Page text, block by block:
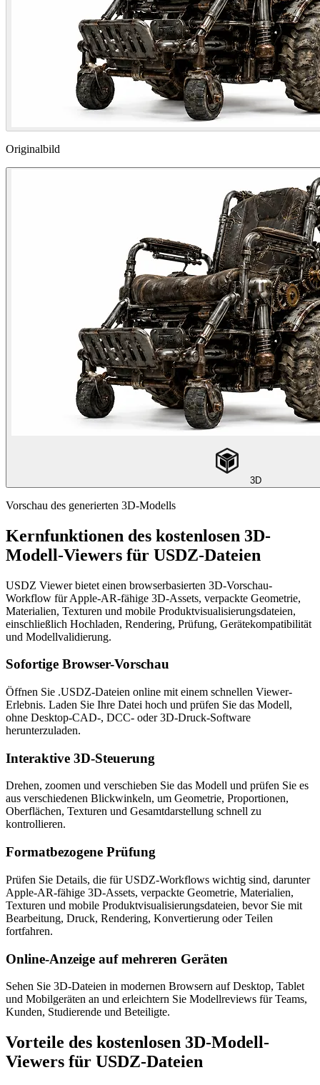
Originalbild
3D
Vorschau des generierten 3D-Modells
Kernfunktionen des kostenlosen 3D-
Modell-Viewers für USDZ-Dateien
USDZ Viewer bietet einen browserbasierten 3D-Vorschau-
Workflow für Apple-AR-fähige 3D-Assets, verpackte Geometrie,
Materialien, Texturen und mobile Produktvisualisierungsdateien,
einschließlich Hochladen, Rendering, Prüfung, Gerätekompatibilität
und Modellvalidierung.
Sofortige Browser-Vorschau
Öffnen Sie .USDZ-Dateien online mit einem schnellen Viewer-
Erlebnis. Laden Sie Ihre Datei hoch und prüfen Sie das Modell,
ohne Desktop-CAD-, DCC- oder 3D-Druck-Software
herunterzuladen.
Interaktive 3D-Steuerung
Drehen, zoomen und verschieben Sie das Modell und prüfen Sie es
aus verschiedenen Blickwinkeln, um Geometrie, Proportionen,
Oberflächen, Texturen und Gesamtdarstellung schnell zu
kontrollieren.
Formatbezogene Prüfung
Prüfen Sie Details, die für USDZ-Workflows wichtig sind, darunter
Apple-AR-fähige 3D-Assets, verpackte Geometrie, Materialien,
Texturen und mobile Produktvisualisierungsdateien, bevor Sie mit
Bearbeitung, Druck, Rendering, Konvertierung oder Teilen
fortfahren.
Online-Anzeige auf mehreren Geräten
Sehen Sie 3D-Dateien in modernen Browsern auf Desktop, Tablet
und Mobilgeräten an und erleichtern Sie Modellreviews für Teams,
Kunden, Studierende und Beteiligte.
Vorteile des kostenlosen 3D-Modell-
Viewers für USDZ-Dateien